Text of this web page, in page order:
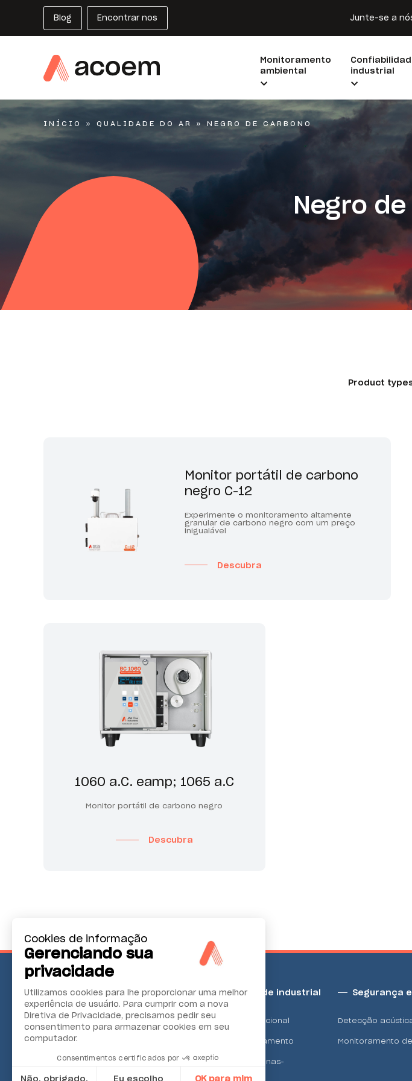
Blog Encontrar nos Junte-se a
Monitoramento
ambiental
industrial
Negro
INÍCIO » QUALIDADE DO AR » NEGRO DE CARBONO
Product
Monitor portátil de carbono
negro C-12
Experimente o monitoramento altamente
granular de carbono negro com um preço
inigualável
Descubra
1060 a.C. eamp; 1065 a.C
Monitor portátil de carbono negro
Descubra
Monitoramento
ambiental
Qualidade do ar
Confiabilidade industrial
Manutenção condicional
Sistemas de alinhamento
Medição de máquinas-
Segurança
Detecção
Monitoramento
Cookies de informação
Gerenciando sua
privacidade
Utilizamos cookies para lhe proporcionar uma melhor
experiência de usuário. Para cumprir com a nova
Diretiva de Privacidade, precisamos pedir seu
consentimento para armazenar cookies em seu
computador.
Consentimentos certificados por
Não, obrigado. Eu escolho OK para mim